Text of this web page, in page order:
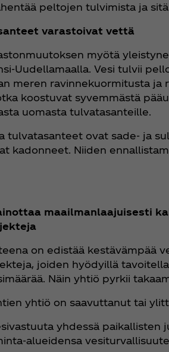
peltojen tulvimista ja
varastoivat vettä
myötä
Uudellamaalla. Vesi tulvii
meren ravinnekuormitusta ja
koostuvat syvemmästä
uomasta tulvatasanteille.
tulvatasanteet ovat sade- ja
kadonneet. Niiden
maailmanlaajuisesti
on edistää kestävämpää
joiden hyödyillä
Näin yhtiö pyrkii
yhtiö on saavuttanut tai
yhdessä paikallisten
alueidensa